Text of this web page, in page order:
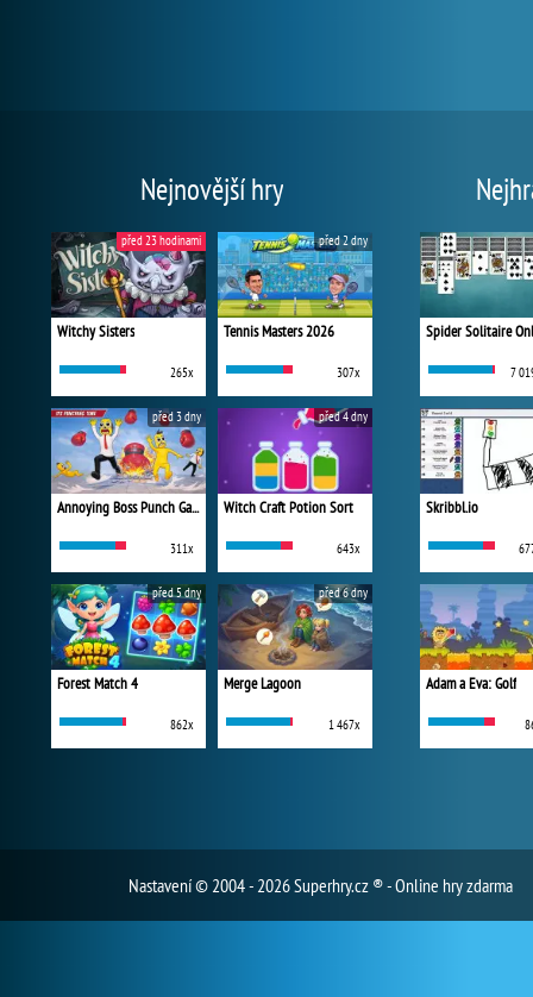
Nejnovější hry
Witchy Sisters
265x
před 23 hodinami
Tennis Masters 2026
307x
před 2 dny
Annoying Boss Punch Game
311x
před 3 dny
Witch Craft Potion Sort
643x
před 4 dny
Forest Match 4
862x
před 5 dny
Merge Lagoon
1 467x
před 6 dny
Spider Solitaire
7
Skribbl.io
Adam a Eva: Golf
Nastavení© 2004 - 2026 Superhry.cz ® - Online hry zdarma